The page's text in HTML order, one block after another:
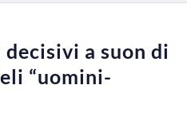
a suon di
“uomini-